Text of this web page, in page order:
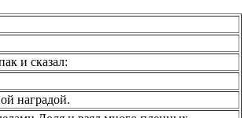
и сказал:
наградой.